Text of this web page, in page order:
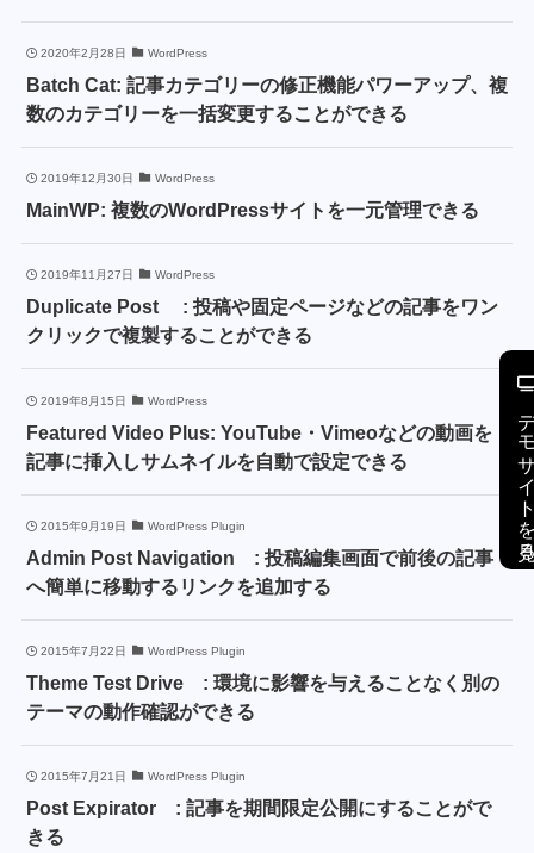
2020年2月28日 WordPress
Batch Cat: 記事カテゴリーの修正機能パワーアップ、複
数のカテゴリーを一括変更することができる
2019年12月30日 WordPress
MainWP: 複数のWordPressサイトを一元管理できる
2019年11月27日 WordPress
Duplicate Post : 投稿や固定ページなどの記事をワン
クリックで複製することができる
2019年8月15日 WordPress
Featured Video Plus: YouTube・Vimeoなどの動画を
記事に挿入しサムネイルを自動で設定できる
2015年9月19日 WordPress Plugin
Admin Post Navigation : 投稿編集画面で前後の記事
へ簡単に移動するリンクを追加する
2015年7月22日 WordPress Plugin
Theme Test Drive : 環境に影響を与えることなく別の
テーマの動作確認ができる
2015年7月21日 WordPress Plugin
Post Expirator : 記事を期間限定公開にすることがで
きる
デモサ